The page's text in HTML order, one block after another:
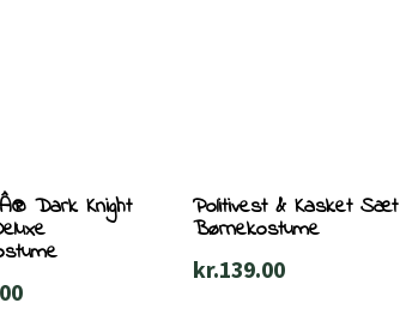
Dark Knight Politivest & Kasket Sæt
Børnekostume
kr.139.00